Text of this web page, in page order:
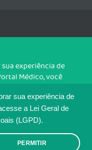
sua experiência de
a Lei Geral de
(LGPD).
PERMITIR
DF - CEP: 70200-760 -
DE
experiência de
Médico, você
isso é feito, acesse
clique em ACEITO.